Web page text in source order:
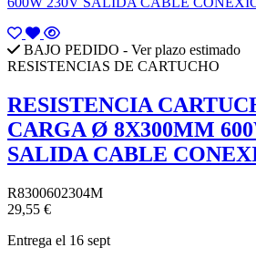
BAJO PEDIDO - Ver plazo estimado
RESISTENCIAS DE CARTUCHO
RESISTENCIA
CARGA Ø 8X300MM
SALIDA CABLE
R8300602304M
29,55 €
Entrega el 16 sept